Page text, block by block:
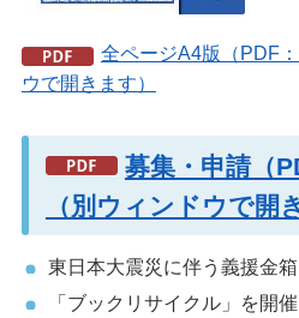
全ページA4版（PDF
ウで開きます）
募集・申請（
（別ウィンドウで開
東日本大震災に伴う義援金
「ブックリサイクル」を開催